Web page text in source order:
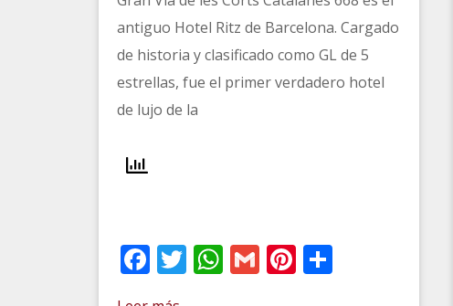
antiguo Hotel Ritz de Barcelona. Cargado
de historia y clasificado como GL de 5
estrellas, fue el primer verdadero hotel
de lujo de la
Facebook
Twitter
WhatsApp
GmailPinterest
Compartir